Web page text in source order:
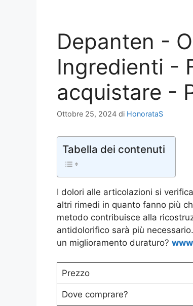
Depanten -
Ingredienti -
acquistare -
Ottobre 25, 2024 di HonorataS
Tabella dei contenuti
I dolori alle articolazioni si
altri rimedi in quanto fanno più
metodo contribuisce alla
antidolorifico sarà più
un miglioramento duraturo?
Prezzo
Dove comprare?